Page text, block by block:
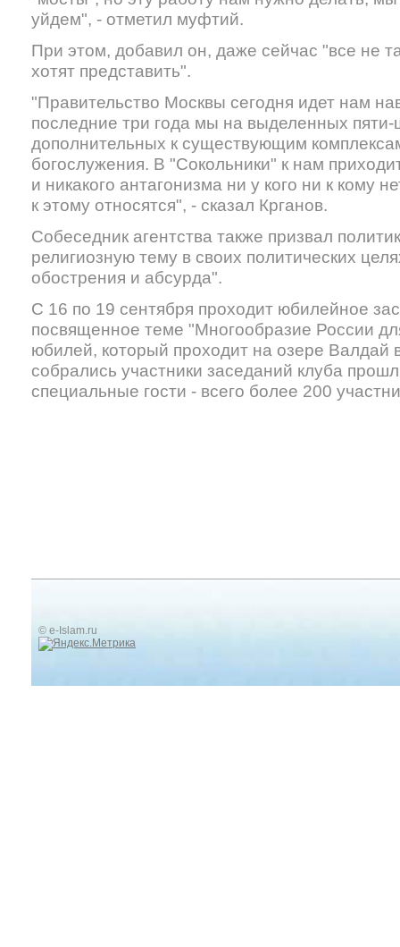
уйдем", - отметил муфтий.
При этом, добавил он, даже сейчас "все не
хотят представить".
"Правительство Москвы сегодня идет нам
последние три года мы на выделенных
дополнительных к существующим
богослужения. В "Сокольники" к нам
и никакого антагонизма ни у кого ни к кому
к этому относятся", - сказал Крганов.
Собеседник агентства также призвал
религиозную тему в своих политических
обострения и абсурда".
С 16 по 19 сентября проходит юбилейное
посвященное теме "Многообразие России
юбилей, который проходит на озере Валдай
собрались участники заседаний клуба
специальные гости - всего более 200
© e-Islam.ru